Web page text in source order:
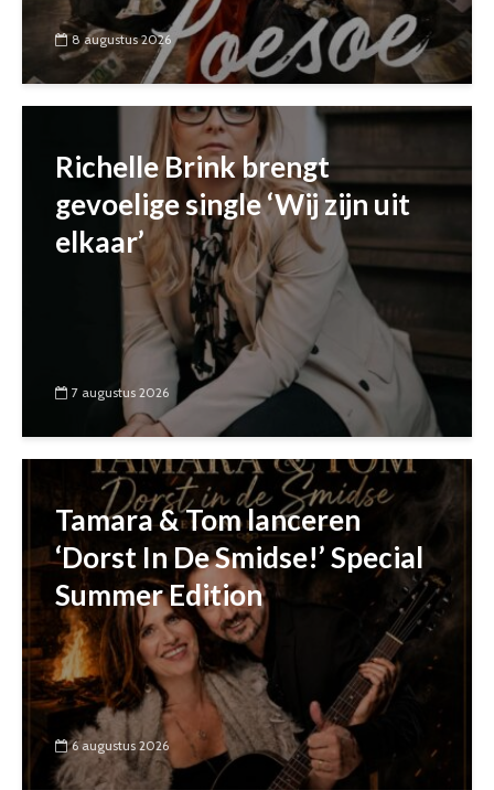
8 augustus 2026
Richelle Brink brengt
gevoelige single ‘Wij zijn uit
elkaar’
7 augustus 2026
Tamara & Tom lanceren
‘Dorst In De Smidse!’ Special
Summer Edition
6 augustus 2026